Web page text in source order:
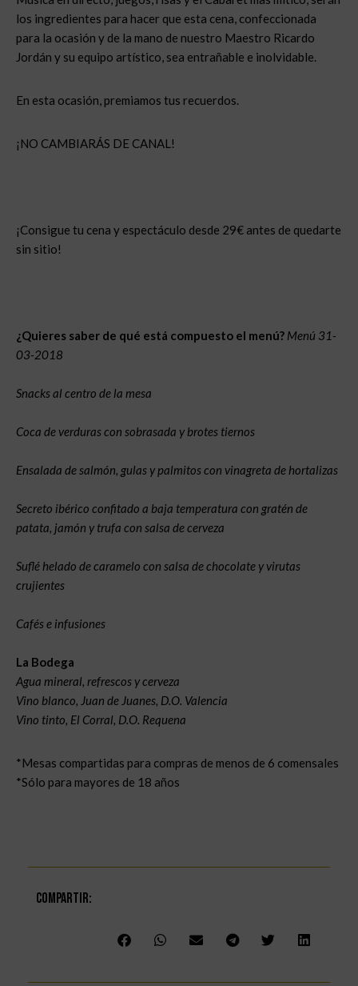
los ingredientes para hacer que esta cena, confeccionada
para la ocasión y de la mano de nuestro Maestro Ricardo
Jordán y su equipo artístico, sea entrañable e inolvidable.
En esta ocasión, premiamos tus recuerdos.
¡NO CAMBIARÁS DE CANAL!
¡Consigue tu cena y espectáculo desde 29€ antes de quedarte
sin sitio!
¿Quieres saber de qué está compuesto el menú? Menú 31-
03-2018
Snacks al centro de la mesa
Coca de verduras con sobrasada y brotes tiernos
Ensalada de salmón, gulas y palmitos con vinagreta de hortalizas
Secreto ibérico confitado a baja temperatura con gratén de
patata, jamón y trufa con salsa de cerveza
Suflé helado de caramelo con salsa de chocolate y virutas
crujientes
Cafés e infusiones
La Bodega
Agua mineral, refrescos y cerveza
Vino blanco, Juan de Juanes, D.O. Valencia
Vino tinto, El Corral, D.O. Requena
*Mesas compartidas para compras de menos de 6 comensales
*Sólo para mayores de 18 años
Compartir: